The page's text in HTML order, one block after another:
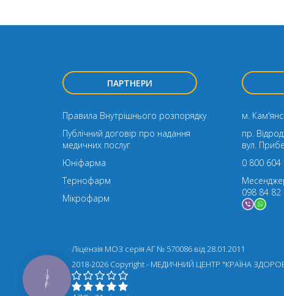
ПАРТНЕРИ
Правила Внутрішнього розпорядку
Публічний договір про надання
медичних послуг
Юніфарма
Тернофарм
Мікрофарм
м.
пр.
вул.
0 800 604
098 84 82
Ліцензія МОЗ серія АГ № 570086 від 28.01.2011
2018-2026 Copyright - МЕДИЧНИЙ ЦЕНТР "КРАЇНА
КНОПКА
ЗВ'ЯЗКУ